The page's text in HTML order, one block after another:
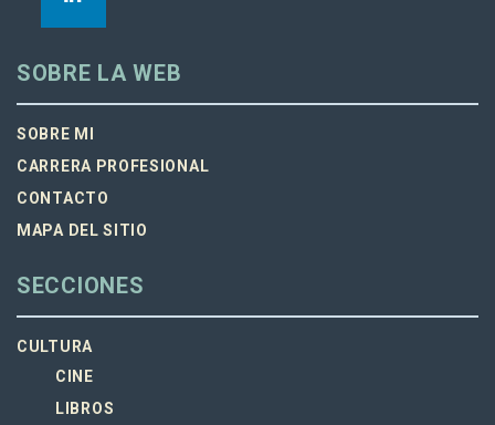
SOBRE LA WEB
SOBRE MI
CARRERA PROFESIONAL
CONTACTO
MAPA DEL SITIO
SECCIONES
CULTURA
CINE
LIBROS